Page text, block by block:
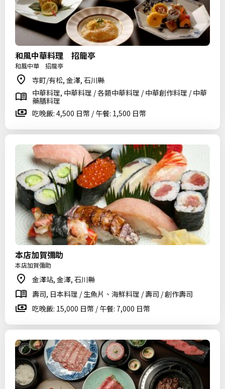
和風中華料理 招龍亭
和風中華 招龍亭
寺町/有松, 金澤, 石川縣
中華料理, 中華料理 / 各類中華料理 / 中華創作料理 / 中華
藥膳料理
吃晚飯: 4,500 日幣 / 午餐: 1,500 日幣
本店加賀彌助
本店加賀彌助
金澤站, 金澤, 石川縣
壽司, 日本料理 / 生魚片、海鮮料理 / 壽司 / 創作壽司
吃晚飯: 15,000 日幣 / 午餐: 7,000 日幣